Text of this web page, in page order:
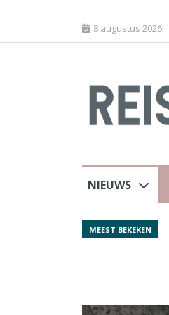
8 augustus 2026
NIEUWS
MEEST BEKEKEN